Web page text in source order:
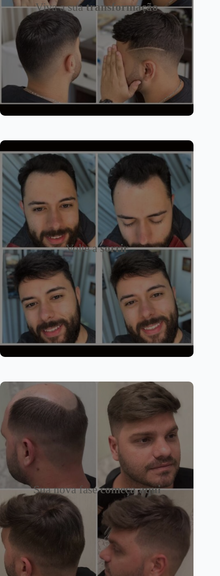
Viva a suatransformação
Volte asorrir
Sua nova fasecomeça aqui